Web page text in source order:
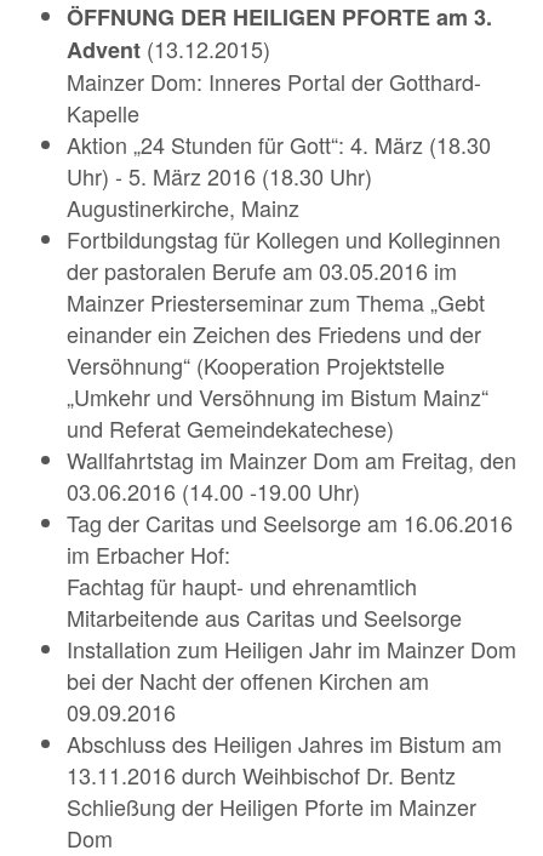
ÖFFNUNG DER HEILIGEN PFORTE am 3.
Advent (13.12.2015)
Mainzer Dom: Inneres Portal der Gotthard-
Kapelle
Aktion „24 Stunden für Gott“: 4. März (18.30
Uhr) - 5. März 2016 (18.30 Uhr)
Augustinerkirche, Mainz
Fortbildungstag für Kollegen und Kolleginnen
der pastoralen Berufe am 03.05.2016 im
Mainzer Priesterseminar zum Thema „Gebt
einander ein Zeichen des Friedens und der
Versöhnung“ (Kooperation Projektstelle
„Umkehr und Versöhnung im Bistum Mainz“
und Referat Gemeindekatechese)
Wallfahrtstag im Mainzer Dom am Freitag, den
03.06.2016 (14.00 -19.00 Uhr)
Tag der Caritas und Seelsorge am 16.06.2016
im Erbacher Hof:
Fachtag für haupt- und ehrenamtlich
Mitarbeitende aus Caritas und Seelsorge
Installation zum Heiligen Jahr im Mainzer Dom
bei der Nacht der offenen Kirchen am
09.09.2016
Abschluss des Heiligen Jahres im Bistum am
13.11.2016 durch Weihbischof Dr. Bentz
Schließung der Heiligen Pforte im Mainzer
Dom